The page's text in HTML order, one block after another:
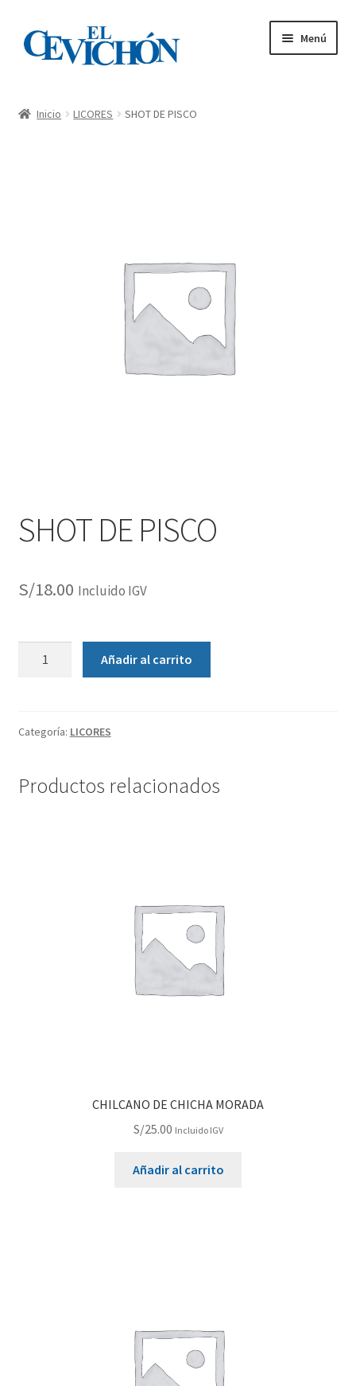
Menú
Inicio LICORES SHOT DE PISCO
SHOT DE PISCO
S/18.00 Incluido IGV
Añadir al carrito
Categoría: LICORES
Productos relacionados
CHILCANO DE CHICHA MORADA
S/25.00 Incluido IGV
Añadir al carrito